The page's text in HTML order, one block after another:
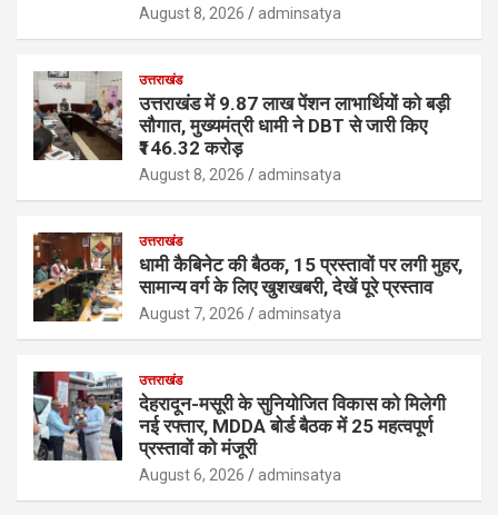
August 8, 2026 adminsatya
उत्तराखंड
उत्तराखंड में 9.87 लाख पेंशन लाभार्थियों को बड़ी
सौगात, मुख्यमंत्री धामी ने DBT से जारी किए
₹146.32 करोड़
August 8, 2026 adminsatya
उत्तराखंड
धामी कैबिनेट की बैठक, 15 प्रस्तावों पर लगी मुहर,
सामान्य वर्ग के लिए खुशखबरी, देखें पूरे प्रस्ताव
August 7, 2026 adminsatya
उत्तराखंड
देहरादून-मसूरी के सुनियोजित विकास को मिलेगी
नई रफ्तार, MDDA बोर्ड बैठक में 25 महत्वपूर्ण
प्रस्तावों को मंजूरी
August 6, 2026 adminsatya